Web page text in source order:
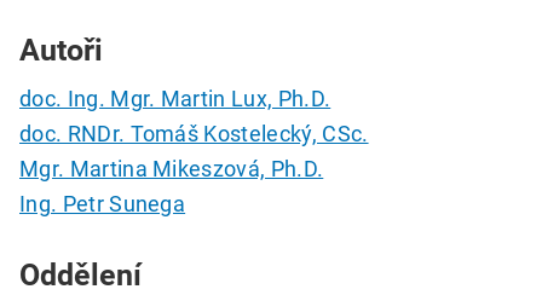
Autoři
doc. Ing. Mgr. Martin Lux, Ph.D.
doc. RNDr. Tomáš Kostelecký, CSc.
Mgr. Martina Mikeszová, Ph.D.
Ing. Petr Sunega
Oddělení